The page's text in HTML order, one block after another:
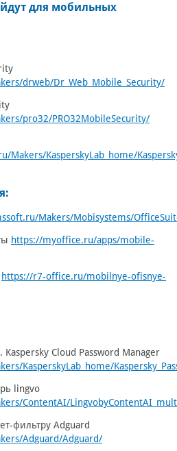
для мобильных
drweb/Dr_Web_Mobile_Security/
pro32/PRO32MobileSecurity/
Makers/KasperskyLab_home/
Makers/Mobisystems/
https://myoffice.ru/apps/mobile-
https://r7-office.ru/mobilnye-ofisnye-
Cloud Password Manager
KasperskyLab_home/
lingvo
ContentAI/
фильтру Adguard
Adguard/Adguard/